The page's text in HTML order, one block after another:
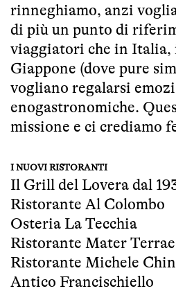
rinneghiamo, anzi
di più un punto di
viaggiatori che in Italia,
Giappone (dove pure
vogliano regalarsi
enogastronomiche.
missione e ci crediamo
I NUOVI RISTORANTI
Il Grill del Lovera dal
Ristorante Al Colombo
Osteria La Tecchia
Ristorante Mater Terrae
Ristorante Michele
Antico Francischiello